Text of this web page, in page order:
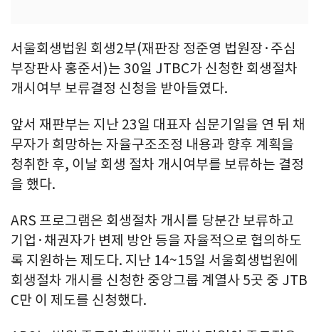
서울회생법원 회생2부(재판장 정준영 법원장·주심
부장판사 홍준서)는 30일 JTBC가 신청한 회생절차
개시여부 보류결정 신청을 받아들였다.
앞서 재판부는 지난 23일 대표자 심문기일을 연 뒤 채
무자가 희망하는 자율구조조정 내용과 향후 계획을
청취한 후, 이날 회생 절차 개시여부를 보류하는 결정
을 했다.
ARS 프로그램은 회생절차 개시를 당분간 보류하고
기업·채권자가 변제 방안 등을 자율적으로 협의하도
록 지원하는 제도다. 지난 14~15일 서울회생법원에
회생절차 개시를 신청한 중앙그룹 계열사 5곳 중 JTB
C만 이 제도를 신청했다.